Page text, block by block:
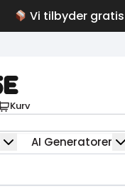
Vi tilbyder
Kurv
AI Generatorer